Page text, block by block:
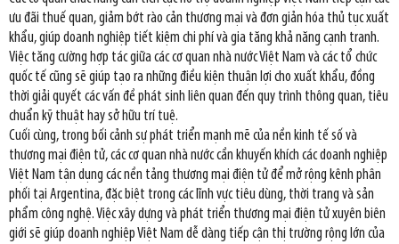
ưu đãi thuế quan, giảm bớt rào cản thương mại và đơn giản hóa thủ tục xuất
khẩu, giúp doanh nghiệp tiết kiệm chi phí và gia tăng khả năng cạnh tranh.
Việc tăng cường hợp tác giữa các cơ quan nhà nước Việt Nam và các tổ chức
quốc tế cũng sẽ giúp tạo ra những điều kiện thuận lợi cho xuất khẩu, đồng
thời giải quyết các vấn đề phát sinh liên quan đến quy trình thông quan, tiêu
chuẩn kỹ thuật hay sở hữu trí tuệ.
Cuối cùng, trong bối cảnh sự phát triển mạnh mẽ của nền kinh tế số và
thương mại điện tử, các cơ quan nhà nước cần khuyến khích các doanh nghiệp
Việt Nam tận dụng các nền tảng thương mại điện tử để mở rộng kênh phân
phối tại Argentina, đặc biệt trong các lĩnh vực tiêu dùng, thời trang và sản
phẩm công nghệ. Việc xây dựng và phát triển thương mại điện tử xuyên biên
giới sẽ giúp doanh nghiệp Việt Nam dễ dàng tiếp cận thị trường rộng lớn của